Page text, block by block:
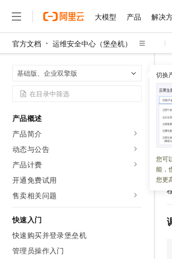
大模型 产品 解决
官方文档 运维安全中心（堡垒机）
基础版、企业双擎版 切换
您可
能，
您更
产品概述
产品简介
动态与公告
产品计费
开通免费试用
售卖相关问题
快速入门
快速购买并登录堡垒机
管理员操作入门
大模型
大
智能
产品
精选产品
人工智能与机器学习
容器
存储
网络与CDN
安全
精
大模
大模
千
多
无
随时
云解
面
解决方案
精选解决方案
AI
大数据
现代化应用
安全
网络
精
千问
企
快速
权益 普
普惠
云
官
推
云工
高校
免
最
定价 产
了解
云
管
云市场 精
网站
多
友
观测
蓝
畅
伙伴 成
分销
咨
销
AI
服务 售
在线
售
自
工单
短信
了解阿里云 为
什么
技
稳
安
分析
研究
AI